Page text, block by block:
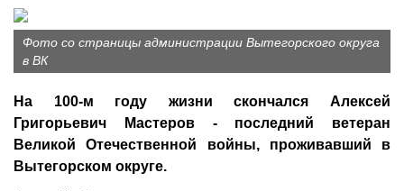
Фото со страницы администрации Вытегорского округа
в ВК
На 100-м году жизни скончался Алексей
Григорьевич Мастеров - последний ветеран
Великой Отечественной войны, проживавший в
Вытегорском округе.